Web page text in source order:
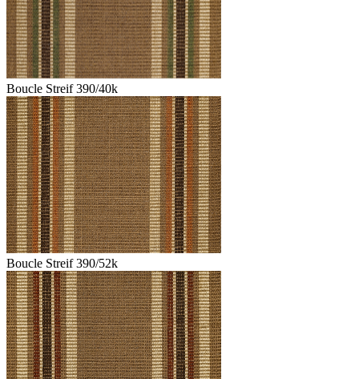
Boucle Streif 390/40k
Boucle Streif 390/52k